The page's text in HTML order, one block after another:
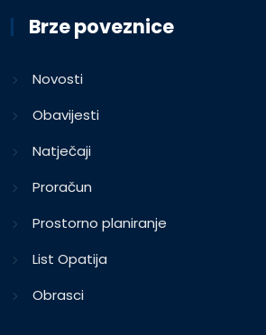
Brze poveznice
Novosti
Obavijesti
Natječaji
Proračun
Prostorno planiranje
List Opatija
Obrasci